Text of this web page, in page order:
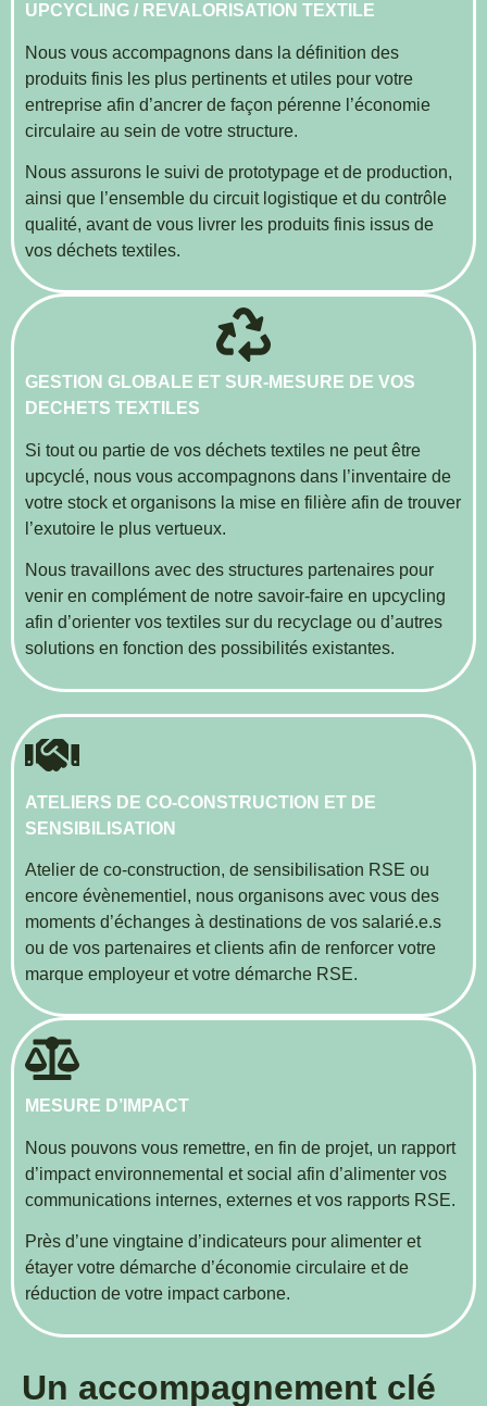
UPCYCLING / REVALORISATION TEXTILE
Nous vous accompagnons dans la définition des
produits finis les plus pertinents et utiles pour votre
entreprise afin d’ancrer de façon pérenne l’économie
circulaire au sein de votre structure.
Nous assurons le suivi de prototypage et de production,
ainsi que l’ensemble du circuit logistique et du contrôle
qualité, avant de vous livrer les produits finis issus de
vos déchets textiles.
GESTION GLOBALE ET SUR-MESURE DE VOS
DECHETS TEXTILES
Si tout ou partie de vos déchets textiles ne peut être
upcyclé, nous vous accompagnons dans l’inventaire de
votre stock et organisons la mise en filière afin de trouver
l’exutoire le plus vertueux.
Nous travaillons avec des structures partenaires pour
venir en complément de notre savoir-faire en upcycling
afin d’orienter vos textiles sur du recyclage ou d’autres
solutions en fonction des possibilités existantes.
ATELIERS DE CO-CONSTRUCTION ET DE
SENSIBILISATION
Atelier de co-construction, de sensibilisation RSE ou
encore évènementiel, nous organisons avec vous des
moments d’échanges à destinations de vos salarié.e.s
ou de vos partenaires et clients afin de renforcer votre
marque employeur et votre démarche RSE.
MESURE D’IMPACT
Nous pouvons vous remettre, en fin de projet, un rapport
d’impact environnemental et social afin d’alimenter vos
communications internes, externes et vos rapports RSE.
Près d’une vingtaine d’indicateurs pour alimenter et
étayer votre démarche d’économie circulaire et de
réduction de votre impact carbone.
Un accompagnement clé